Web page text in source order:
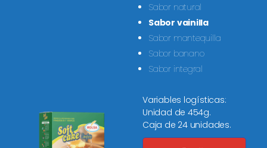
Sabor natural
Sabor vainilla
Sabor mantequilla
Sabor banano
Sabor integral
Variables logísticas:
Unidad de 454g.
Caja de 24 unidades.